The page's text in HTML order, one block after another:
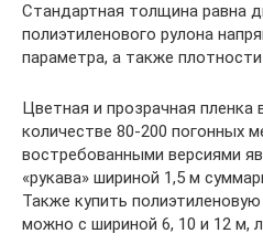
Стандартная толщина равна
полиэтиленового рулона
параметра, а также
Цветная и прозрачная пленка
количестве 80-200 погонных
востребованными версиями
«рукава» шириной 1,5 м
Также купить
можно с шириной 6, 10 и 12 м,